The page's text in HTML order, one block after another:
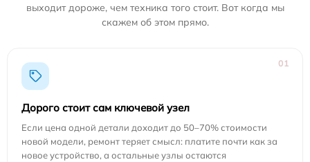
выходит дороже, чем техника того стоит. Вот когда мы
скажем об этом прямо.
01
Дорого стоит сам ключевой узел
Если цена одной детали доходит до 50–70% стоимости
новой модели, ремонт теряет смысл: платите почти как за
новое устройство, а остальные узлы остаются